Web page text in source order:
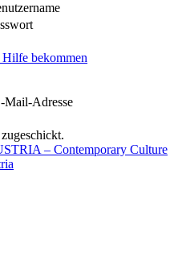
Hilfe bekommen
Mail-Adresse
– Contemporary Culture